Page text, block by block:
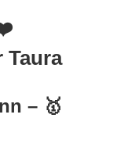
Taura
– 🥇